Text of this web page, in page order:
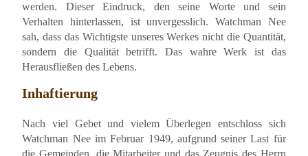
werden. Dieser Eindruck, den seine Worte und sein
Verhalten hinterlassen, ist unvergesslich. Watchman Nee
sah, dass das Wichtigste unseres Werkes nicht die Quantität,
sondern die Qualität betrifft. Das wahre Werk ist das
Herausfließen des Lebens.
Inhaftierung
Nach viel Gebet und vielem Überlegen entschloss sich
Watchman Nee im Februar 1949, aufgrund seiner Last für